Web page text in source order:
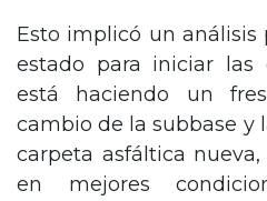
Esto implicó un análisis
estado para iniciar las
está haciendo un
cambio de la subbase y
carpeta asfáltica
en mejores